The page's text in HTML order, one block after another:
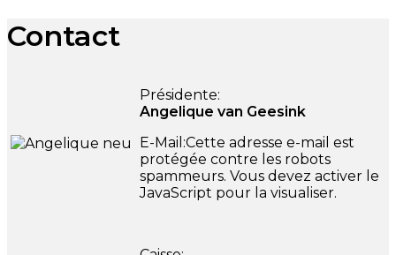
Contact
Présidente:
Angelique van Geesink
E-Mail:Cette adresse e-mail est
protégée contre les robots
spammeurs. Vous devez activer le
JavaScript pour la visualiser.